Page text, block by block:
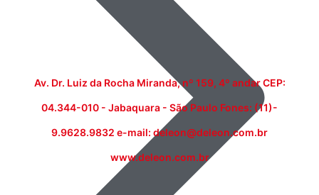
Av. Dr. Luiz da Rocha Miranda, nº 159, 4º andar CEP:
04.344-010 - Jabaquara - São Paulo Fones: (11)-
9.9628.9832 e-mail: deleon@deleon.com.br
www.deleon.com.br